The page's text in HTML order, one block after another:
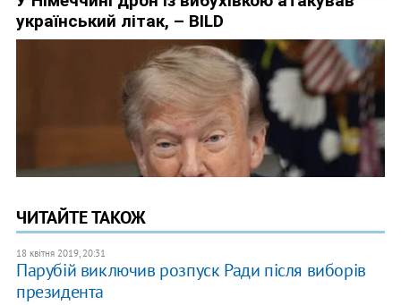
ЧИТАЙТЕ ТАКОЖ
18 квітня 2019, 20:31
Парубій виключив розпуск Ради після виборів
президента